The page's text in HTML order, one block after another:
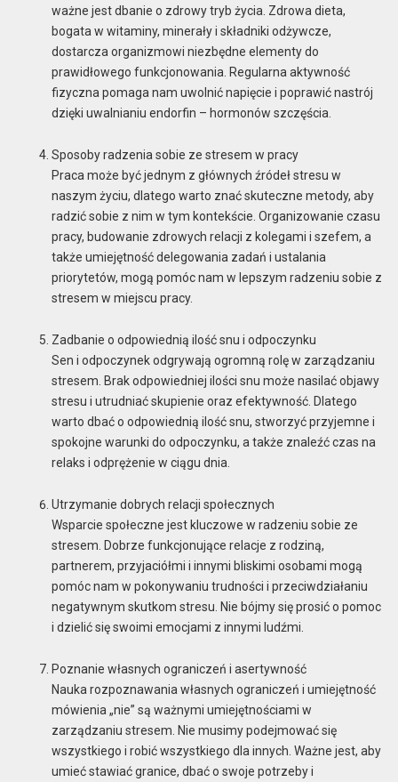
ważne jest dbanie o zdrowy tryb życia. Zdrowa dieta,
bogata w witaminy, minerały i składniki odżywcze,
dostarcza organizmowi niezbędne elementy do
prawidłowego funkcjonowania. Regularna aktywność
fizyczna pomaga nam uwolnić napięcie i poprawić nastrój
dzięki uwalnianiu endorfin – hormonów szczęścia.
Sposoby radzenia sobie ze stresem w pracy
Praca może być jednym z głównych źródeł stresu w
naszym życiu, dlatego warto znać skuteczne metody, aby
radzić sobie z nim w tym kontekście. Organizowanie czasu
pracy, budowanie zdrowych relacji z kolegami i szefem, a
także umiejętność delegowania zadań i ustalania
priorytetów, mogą pomóc nam w lepszym radzeniu sobie z
stresem w miejscu pracy.
Zadbanie o odpowiednią ilość snu i odpoczynku
Sen i odpoczynek odgrywają ogromną rolę w zarządzaniu
stresem. Brak odpowiedniej ilości snu może nasilać objawy
stresu i utrudniać skupienie oraz efektywność. Dlatego
warto dbać o odpowiednią ilość snu, stworzyć przyjemne i
spokojne warunki do odpoczynku, a także znaleźć czas na
relaks i odprężenie w ciągu dnia.
Utrzymanie dobrych relacji społecznych
Wsparcie społeczne jest kluczowe w radzeniu sobie ze
stresem. Dobrze funkcjonujące relacje z rodziną,
partnerem, przyjaciółmi i innymi bliskimi osobami mogą
pomóc nam w pokonywaniu trudności i przeciwdziałaniu
negatywnym skutkom stresu. Nie bójmy się prosić o pomoc
i dzielić się swoimi emocjami z innymi ludźmi.
Poznanie własnych ograniczeń i asertywność
Nauka rozpoznawania własnych ograniczeń i umiejętność
mówienia „nie” są ważnymi umiejętnościami w
zarządzaniu stresem. Nie musimy podejmować się
wszystkiego i robić wszystkiego dla innych. Ważne jest, aby
umieć stawiać granice, dbać o swoje potrzeby i